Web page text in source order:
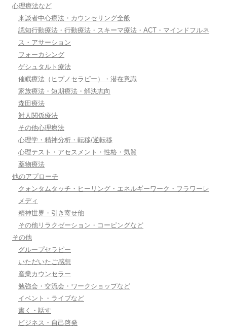
心理療法など
来談者中心療法・カウンセリング全般
認知行動療法・行動療法・スキーマ療法・ACT・マインドフルネ
ス・アサーション
フォーカシング
ゲシュタルト療法
催眠療法（ヒプノセラピー）・潜在意識
家族療法・短期療法・解決志向
森田療法
対人関係療法
その他心理療法
心理学・精神分析・転移/逆転移
心理テスト・アセスメント・性格・気質
薬物療法
他のアプローチ
クォンタムタッチ・ヒーリング・エネルギーワーク・フラワーレ
メディ
精神世界・引き寄せ他
その他リラクゼーション・コーピングなど
その他
グループセラピー
いただいたご感想
産業カウンセラー
勉強会・交流会・ワークショップなど
イベント・ライブなど
書く・話す
ビジネス・自己啓発